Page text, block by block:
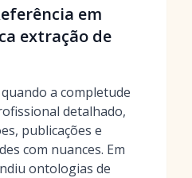
em
extração de
a completude
detalhado,
publicações e
com nuances. Em
ontologias de